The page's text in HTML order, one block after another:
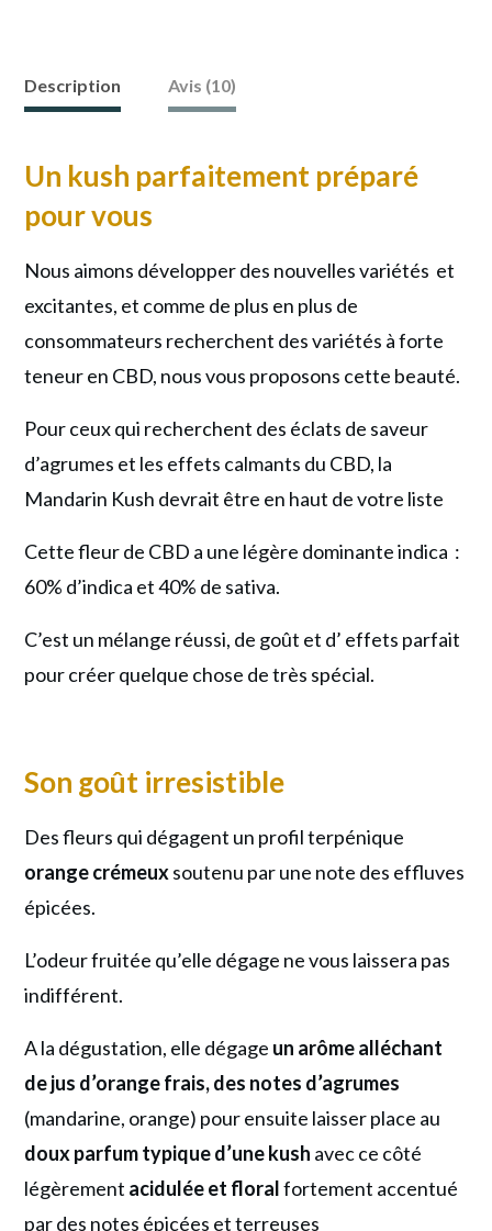
Kush
Calao
Explosion
d'énergie
fraîcheur
Description Avis (10)
Un kush parfaitement préparé
pour vous
Nous aimons développer des nouvelles variétés et
excitantes, et comme de plus en plus de
consommateurs recherchent des variétés à forte
teneur en CBD, nous vous proposons cette beauté.
Pour ceux qui recherchent des éclats de saveur
d’agrumes et les effets calmants du CBD, la
Mandarin Kush devrait être en haut de votre liste
Cette fleur de CBD a une légère dominante indica :
60% d’indica et 40% de sativa.
C’est un mélange réussi, de goût et d’ effets parfait
pour créer quelque chose de très spécial.
Son goût irresistible
Des fleurs qui dégagent un profil terpénique
orange crémeuxsoutenu par une note des effluves
épicées.
L’odeur fruitée qu’elle dégage ne vous laissera pas
indifférent.
A la dégustation, elle dégage un arôme alléchant
de jus d’orange frais, des notes d’agrumes
(mandarine, orange) pour ensuite laisser place au
doux parfum typique d’une kush avec ce côté
légèrement acidulée et floralfortement accentué
par des notes épicées et terreuses